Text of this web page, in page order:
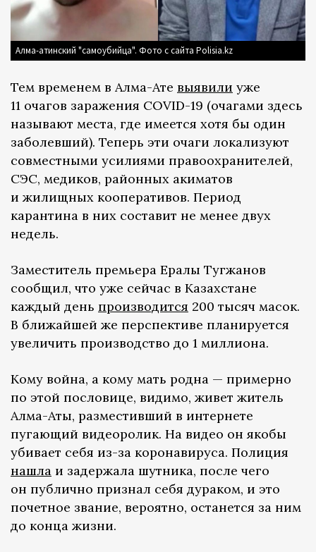
Алма-атинский "самоубийца". Фото с сайта Polisia.kz
Тем временем в Алма-Ате выявили уже
11 очагов заражения COVID-19 (очагами здесь
называют места, где имеется хотя бы один
заболевший). Теперь эти очаги локализуют
совместными усилиями правоохранителей,
СЭС, медиков, районных акиматов
и жилищных кооперативов. Период
карантина в них составит не менее двух
недель.
Заместитель премьера Ералы Тугжанов
сообщил, что уже сейчас в Казахстане
каждый день производится 200 тысяч масок.
В ближайшей же перспективе планируется
увеличить производство до 1 миллиона.
Кому война, а кому мать родна — примерно
по этой пословице, видимо, живет житель
Алма-Аты, разместивший в интернете
пугающий видеоролик. На видео он якобы
убивает себя из-за коронавируса. Полиция
нашла и задержала шутника, после чего
он публично признал себя дураком, и это
почетное звание, вероятно, останется за ним
до конца жизни.